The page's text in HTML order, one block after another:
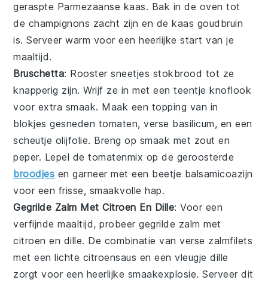
geraspte Parmezaanse kaas. Bak in de oven tot
de champignons zacht zijn en de kaas goudbruin
is. Serveer warm voor een heerlijke start van je
maaltijd.
Bruschetta: Rooster sneetjes stokbrood tot ze
knapperig zijn. Wrijf ze in met een teentjeknoflook
voor extra smaak. Maak een topping van in
blokjes gesneden tomaten, verse basilicum, en een
scheutje olijfolie. Breng op smaak met zout en
peper. Lepel de tomatenmix op de geroosterde
broodjes en garneer met een beetje balsamicoazijn
voor een frisse, smaakvolle hap.
Gegrilde Zalm Met Citroen En Dille: Voor een
verfijnde maaltijd, probeergegrilde zalm met
citroen en dille. De combinatie vanverse zalmfilets
met eenlichte citroensaus en een vleugjedille
zorgt voor een heerlijke smaakexplosie. Serveer dit